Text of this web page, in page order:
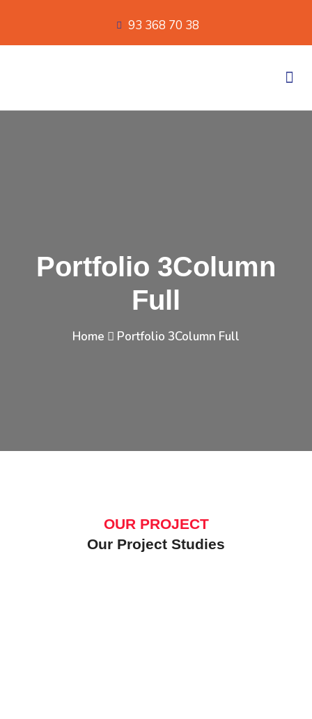
93 368 70 38
Portfolio 3Column
Full
Home Portfolio 3Column Full
OUR PROJECT
Our Project Studies